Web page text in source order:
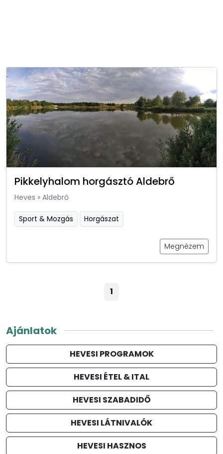
Pikkelyhalom horgásztó Aldebrő
Heves » Aldebrő
Sport & Mozgás Horgászat
Megnézem
1
Ajánlatok
HEVESI PROGRAMOK
HEVESI ÉTEL & ITAL
HEVESI SZABADIDŐ
HEVESI LÁTNIVALÓK
HEVESI HASZNOS